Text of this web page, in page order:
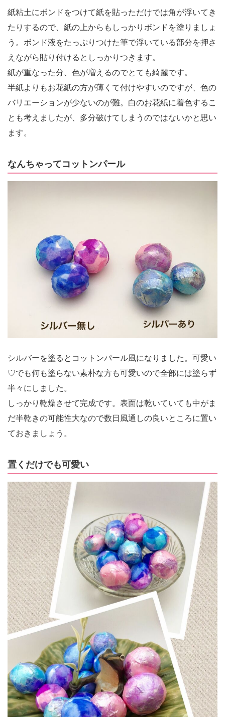
紙粘土にボンドをつけて紙を貼っただけでは角が浮いてき
たりするので、紙の上からもしっかりボンドを塗りましょ
う。ボンド液をたっぷりつけた筆で浮いている部分を押さ
えながら貼り付けるとしっかりつきます。
紙が重なった分、色が増えるのでとても綺麗です。
半紙よりもお花紙の方が薄くて付けやすいのですが、色の
バリエーションが少ないのが難。白のお花紙に着色するこ
とも考えましたが、多分破けてしまうのではないかと思い
ます。
なんちゃってコットンパール
シルバーを塗るとコットンパール風になりました。可愛い
♡でも何も塗らない素朴な方も可愛いので全部には塗らず
半々にしました。
しっかり乾燥させて完成です。表面は乾いていても中がま
だ半乾きの可能性大なので数日風通しの良いところに置い
ておきましょう。
置くだけでも可愛い